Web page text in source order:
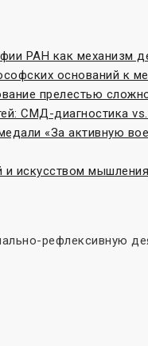
РАН как механизм
оснований к
прелестью
СМД-диагностика
«За активную
и искусством мышления
рефлексивную